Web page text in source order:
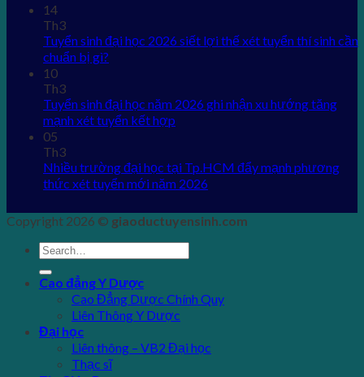
14
Th3
Tuyển sinh đại học 2026 siết lợi thế xét tuyển thí sinh cần
chuẩn bị gì?
10
Th3
Tuyển sinh đại học năm 2026 ghi nhận xu hướng tăng
mạnh xét tuyển kết hợp
05
Th3
Nhiều trường đại học tại Tp.HCM đẩy mạnh phương
thức xét tuyển mới năm 2026
Copyright 2026 © giaoductuyensinh.com
Cao đẳng Y Dược
Cao Đẳng Dược Chính Quy
Liên Thông Y Dược
Đại học
Liên thông – VB2 Đại học
Thạc sĩ